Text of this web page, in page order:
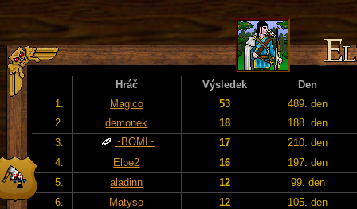
Hráč Výsledek
Den
1.
Magico 53
489. den
2.
demonek 18
188. den
3.
~BOMI~ 17
210. den
4.
Elbe2 16
197. den
5.
aladinn 12
99. den
6.
Matyso 12
105. den